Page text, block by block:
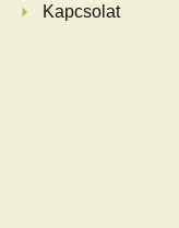
Kapcsolat